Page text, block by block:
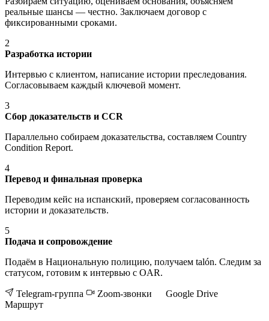
реальные шансы — честно. Заключаем договор с
фиксированными сроками.
2
Разработка истории
Интервью с клиентом, написание истории преследования.
Согласовываем каждый ключевой момент.
3
Сбор доказательств и CCR
Параллельно собираем доказательства, составляем Country
Condition Report.
4
Перевод и финальная проверка
Переводим кейс на испанский, проверяем согласованность
истории и доказательств.
5
Подача и сопровождение
Подаём в Национальную полицию, получаем talón. Следим за
статусом, готовим к интервью с OAR.
Telegram-группа Zoom-звонки
Google Drive
Маршрут